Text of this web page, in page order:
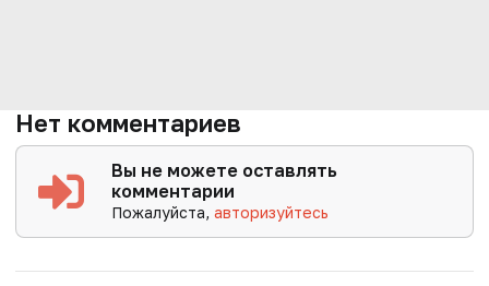
Нет комментариев
Вы не можете оставлять
комментарии
Пожалуйста,авторизуйтесь